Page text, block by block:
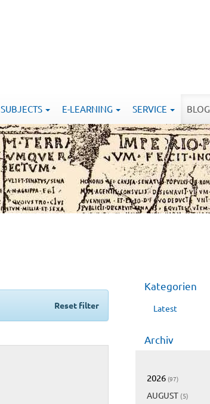
SUBJECTS E-LEARNING SERVICE BLOG
Reset filter
Kategorien
Latest
Archiv
2026 (97)
AUGUST (5)